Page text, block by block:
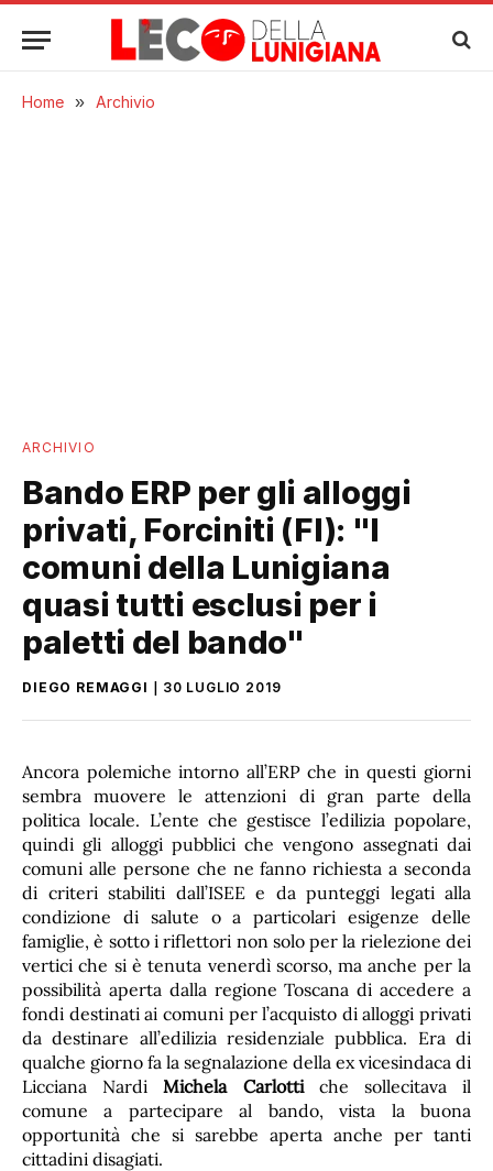
Home » Archivio
ARCHIVIO
Bando ERP per gli alloggi
privati, Forciniti (FI): "I
comuni della Lunigiana
quasi tutti esclusi per i
paletti del bando"
DIEGO REMAGGI 30 LUGLIO 2019
Ancora polemiche intorno all’ERP che in questi giorni
sembra muovere le attenzioni di gran parte della
politica locale. L’ente che gestisce l’edilizia popolare,
quindi gli alloggi pubblici che vengono assegnati dai
comuni alle persone che ne fanno richiesta a seconda
di criteri stabiliti dall’ISEE e da punteggi legati alla
condizione di salute o a particolari esigenze delle
famiglie, è sotto i riflettori non solo per la rielezione dei
vertici che si è tenuta venerdì scorso, ma anche per la
possibilità aperta dalla regione Toscana di accedere a
fondi destinati ai comuni per l’acquisto di alloggi privati
da destinare all’edilizia residenziale pubblica. Era di
qualche giorno fa la segnalazione della ex vicesindaca di
Licciana Nardi Michela Carlottiche sollecitava il
comune a partecipare al bando, vista la buona
opportunità che si sarebbe aperta anche per tanti
cittadini disagiati.